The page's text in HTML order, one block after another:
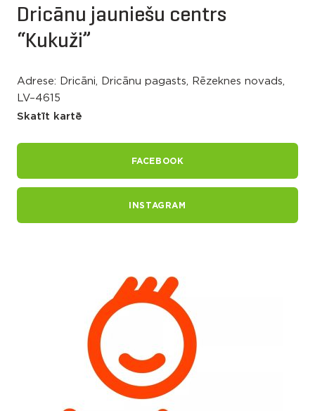
Dricānu jauniešu centrs
“Kukuži”
Adrese: Dricāni, Dricānu pagasts, Rēzeknes novads,
LV–4615
Skatīt kartē
FACEBOOK
INSTAGRAM